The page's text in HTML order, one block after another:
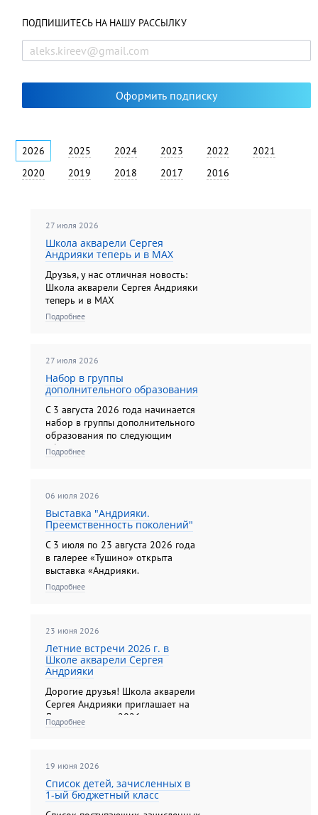
ПОДПИШИТЕСЬ НА НАШУ РАССЫЛКУ
2026 2025 2024 2023 2022
2021
2020
2019 2018 2017 2016
27 июля 2026
Школа акварели Сергея
Андрияки теперь и в MAX
Друзья, у нас отличная новость:
Школа акварели Сергея Андрияки
теперь и в MAX
Подробнее
27 июля 2026
Набор в группы
дополнительного образования
С 3 августа 2026 года начинается
набор в группы дополнительного
образования по следующим
общеразвивающим программам
для детей: " Изобразительное
акварельная живопись" (10-17
лет); "Изобр...
Подробнее
06 июля 2026
Выставка "Андрияки.
Преемственность поколений"
С 3 июля по 23 августа 2026 года
в галерее «Тушино» открыта
выставка «Андрияки.
Преемственность поколений». В
экспозиции представлено более
знаменитой династии
художников....
Подробнее
23 июня 2026
Летние встречи 2026 г. в
Школе акварели Сергея
Андрияки
Дорогие друзья! Школа акварели
Сергея Андрияки приглашает на
Летние встречи 2026 года с июня
по июль в творческие группы для
анималистической скульптуре....
Подробнее
19 июня 2026
Список детей, зачисленных в
1-ый бюджетный класс